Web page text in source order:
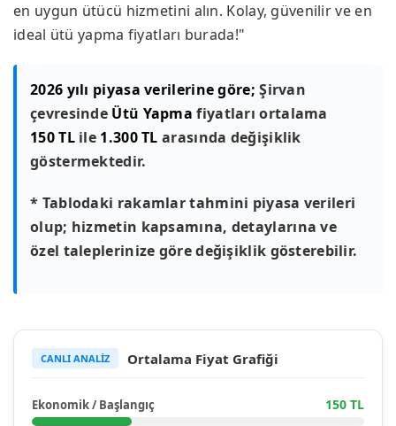
en uygun ütücü hizmetini alın. Kolay, güvenilir ve en
ideal ütü yapma fiyatları burada!"
2026 yılı piyasa verilerine göre; Şirvan
çevresinde Ütü Yapma fiyatları ortalama
150 TLile 1.300 TL arasında değişiklik
göstermektedir.
* Tablodaki rakamlar tahmini piyasa verileri
olup; hizmetin kapsamına, detaylarına ve
özel taleplerinize göre değişiklik gösterebilir.
CANLI ANALİZ Ortalama Fiyat Grafiği
Ekonomik / Başlangıç 150 TL